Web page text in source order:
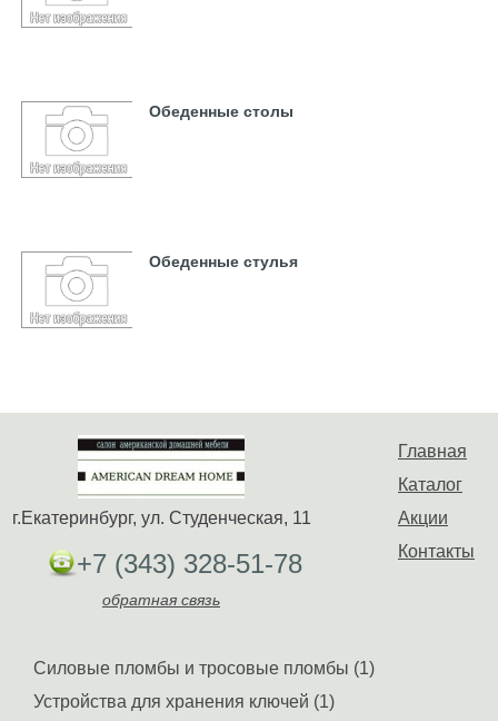
Обеденные столы
Обеденные стулья
Главная
Каталог
Акции
Контакты
г.Екатеринбург, ул. Студенческая, 11
+7 (343) 328-51-78
обратная связь
Силовые пломбы и тросовые пломбы (1)
Устройства для хранения ключей (1)